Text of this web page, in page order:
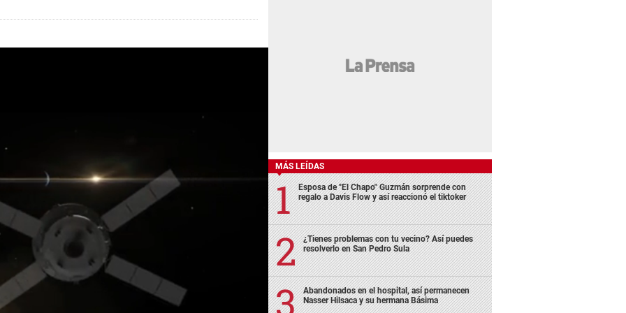
MÁS LEÍDAS
Esposa de "El Chapo" Guzmán sorprende con
regalo a Davis Flow y así reaccionó el tiktoker
¿Tienes problemas con tu vecino? Así puedes
resolverlo en San Pedro Sula
Abandonados en el hospital, así permanecen
Nasser Hilsaca y su hermana Básima